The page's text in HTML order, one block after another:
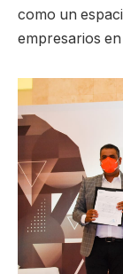
como un
empresarios